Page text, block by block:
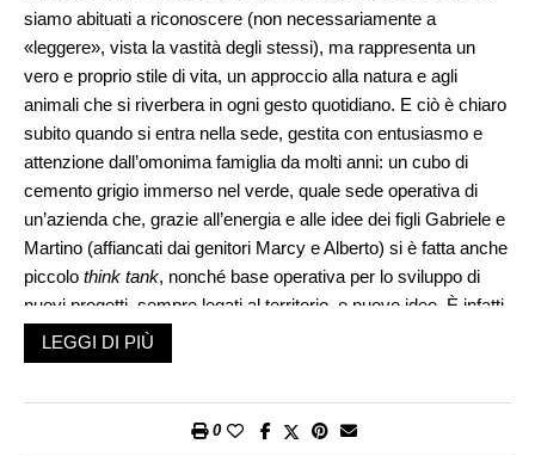
siamo abituati a riconoscere (non necessariamente a
«leggere», vista la vastità degli stessi), ma rappresenta un
vero e proprio stile di vita, un approccio alla natura e agli
animali che si riverbera in ogni gesto quotidiano. E ciò è chiaro
subito quando si entra nella sede, gestita con entusiasmo e
attenzione dall’omonima famiglia da molti anni: un cubo di
cemento grigio immerso nel verde, quale sede operativa di
un’azienda che, grazie all’energia e alle idee dei figli Gabriele e
Martino (affiancati dai genitori Marcy e Alberto) si è fatta anche
piccolo think tank, nonché base operativa per lo sviluppo di
nuovi progetti, sempre legati al territorio, e nuove idee. È infatti
intorno al lungo tavolo di legno con una vista mozzafiato su un
paesaggio che pare quasi sospeso, lontano com’è dal traffico
Valentina Acerbis-Steiner, segretaria di Bio Ticino, al fine di
LEGGI DI PIÙ
0